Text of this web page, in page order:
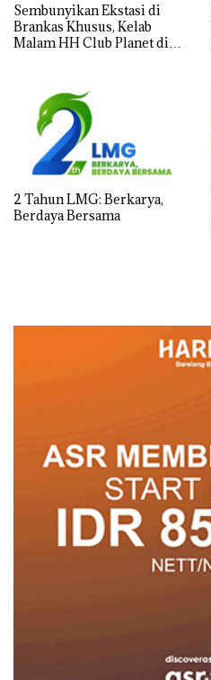
Sembunyikan Ekstasi di
Brankas Khusus, Kelab
Malam HH Club Planet di
2 Tahun LMG: Berkarya,
Berdaya Bersama